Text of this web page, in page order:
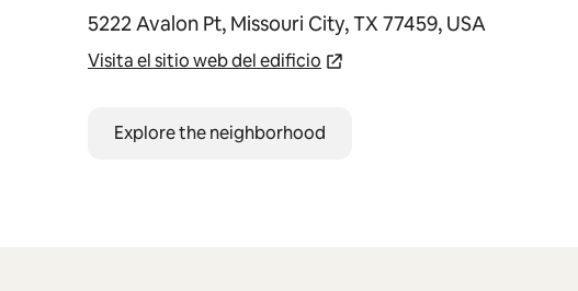
5222 Avalon Pt, Missouri City, TX 77459, USA
Visita el sitio web del edificio
Explore the neighborhood